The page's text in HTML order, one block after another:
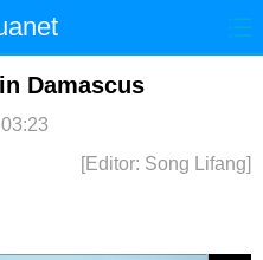
国际
法治
科技 军事
Damascus
[Editor: Song Lifang]